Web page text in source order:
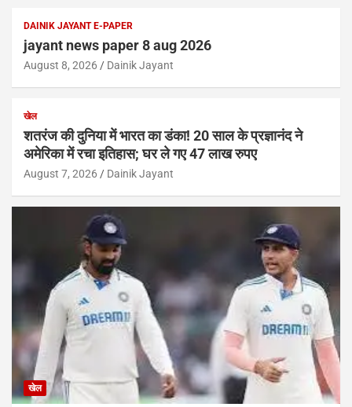
DAINIK JAYANT E-PAPER
jayant news paper 8 aug 2026
August 8, 2026 Dainik Jayant
खेल
शतरंज की दुनिया में भारत का डंका! 20 साल के प्रज्ञानंद ने
अमेरिका में रचा इतिहास; घर ले गए 47 लाख रुपए
August 7, 2026 Dainik Jayant
खेल